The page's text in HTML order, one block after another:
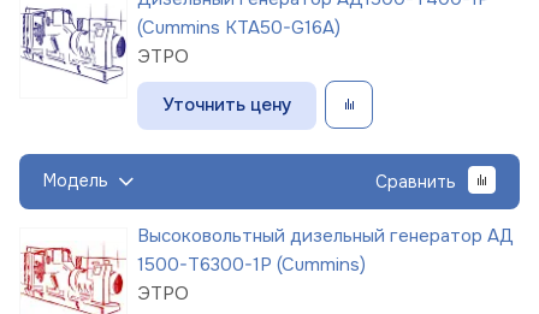
(Cummins KTA50-G16A)
ЭТРО
Уточнить цену
Модель Сравнить
Высоковольтный дизельный генератор АД
1500-Т6300-1Р (Cummins)
ЭТРО